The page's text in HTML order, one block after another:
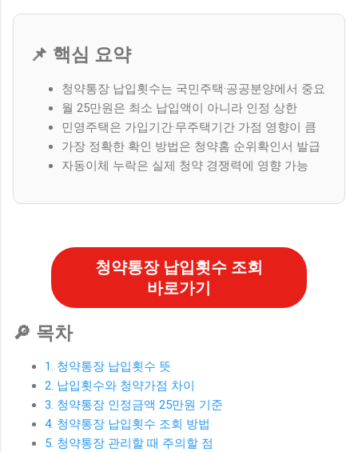
📌 핵심 요약
청약통장 납입횟수는 국민주택·공공분양에서 중요
월 25만원은 최소 납입액이 아니라 인정 상한
민영주택은 가입기간·무주택기간 가점 영향이 큼
가장 정확한 확인 방법은 청약홈 순위확인서 발급
자동이체 누락은 실제 청약 경쟁력에 영향 가능
청약통장 납입횟수 조회
바로가기
🔎 목차
1. 청약통장 납입횟수 뜻
2. 납입횟수와 청약가점 차이
3. 청약통장 인정금액 25만원 기준
4. 청약통장 납입횟수 조회 방법
5. 청약통장 관리할 때 주의할 점